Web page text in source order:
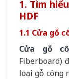
1. Tìm
HDF
1.1 Cửa gỗ
Cửa gỗ
Fiberboard)
loại gỗ công